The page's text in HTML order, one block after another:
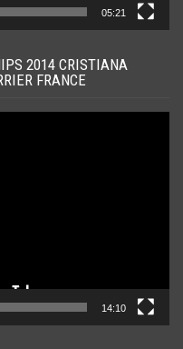
05:21
2014 CRISTIANA
FRANCE
14:10